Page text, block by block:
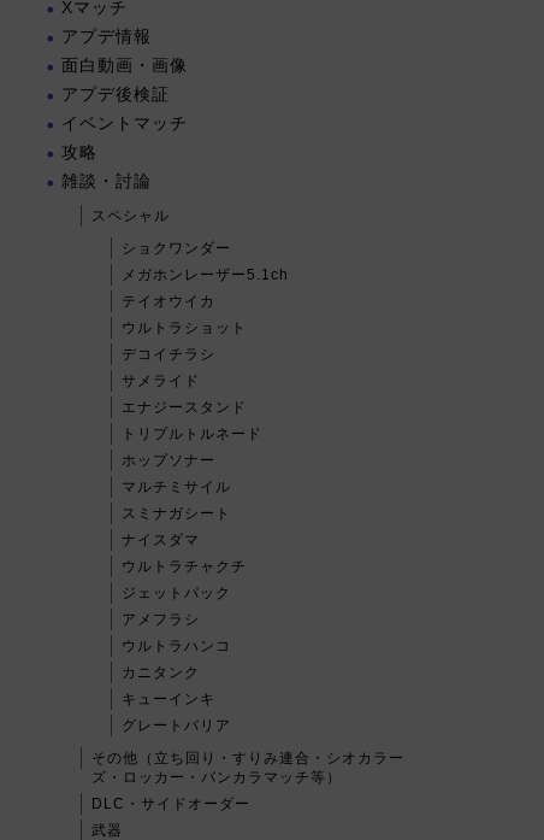
Xマッチ
アプデ情報
面白動画・画像
アプデ後検証
イベントマッチ
攻略
雑談・討論
スペシャル
ショクワンダー
メガホンレーザー5.1ch
テイオウイカ
ウルトラショット
デコイチラシ
サメライド
エナジースタンド
トリプルトルネード
ホップソナー
マルチミサイル
スミナガシート
ナイスダマ
ウルトラチャクチ
ジェットパック
アメフラシ
ウルトラハンコ
カニタンク
キューインキ
グレートバリア
その他（立ち回り・すりみ連合・シオカラー
ズ・ロッカー・バンカラマッチ等）
DLC・サイドオーダー
武器